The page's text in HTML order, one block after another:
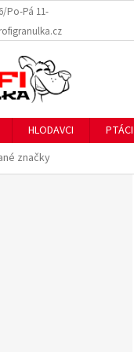
Po-Pá 11-
HLODAVCI PTÁCI
značky